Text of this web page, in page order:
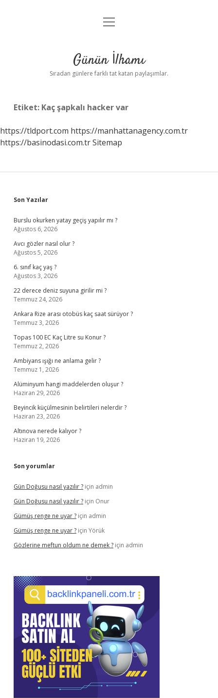
Anasayfa
Yasal Uyarı
menüyü
Günün İlhamı
Sıradan günlere farklı tat katan paylaşımlar.
Etiket: Kaç şapkalı hacker var
https://tldport.com https://manhattanagency.com.tr
https://basinodasi.com.trSitemap
Sidebar
Son Yazılar
Burslu okurken yatay geçiş yapılır mı ?
Ağustos 6, 2026
Avcı gözler nasıl olur ?
Ağustos 5, 2026
6. sınıf kaç yaş ?
Ağustos 3, 2026
22 derece deniz suyuna girilir mi ?
Temmuz 24, 2026
Ankara Rize arası otobüs kaç saat sürüyor ?
Temmuz 3, 2026
Topas 100 EC Kaç Litre su Konur ?
Temmuz 2, 2026
Ambiyans ışığı ne anlama gelir ?
Temmuz 1, 2026
Alüminyum hangi maddelerden oluşur ?
Haziran 29, 2026
Beyincik küçülmesinin belirtileri nelerdir ?
Haziran 23, 2026
Altınova nerede kalıyor ?
Haziran 19, 2026
Son yorumlar
Gün Doğusu nasıl yazılır ? için admin
Gün Doğusu nasıl yazılır ? için Onur
Gümüş renge ne uyar ? için admin
Gümüş renge ne uyar ? için Yörük
Gözlerine meftun oldum ne demek ? için admin